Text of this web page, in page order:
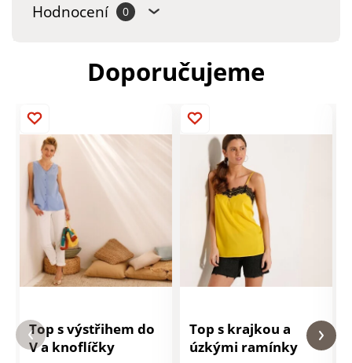
Hodnocení 0
Doporučujeme
Top s výstřihem do
V a knoflíčky
Top s krajkou a
úzkými ramínky